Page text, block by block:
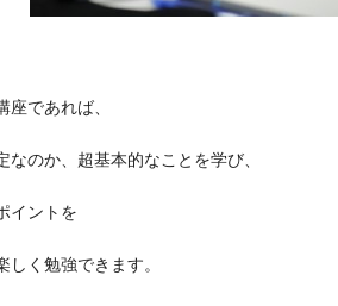
であれば、
なのか、超基本的なことを学び、
イントを
く勉強できます。